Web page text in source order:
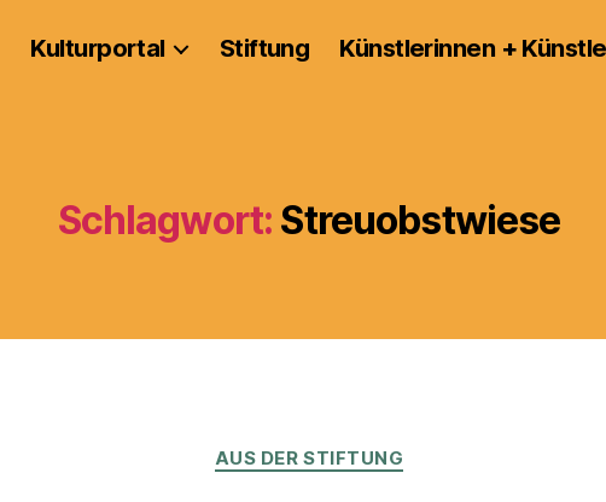
Kulturportal Stiftung Künstlerinnen +
Schlagwort: Streuobstwiese
Kategorien
AUS DER STIFTUNG